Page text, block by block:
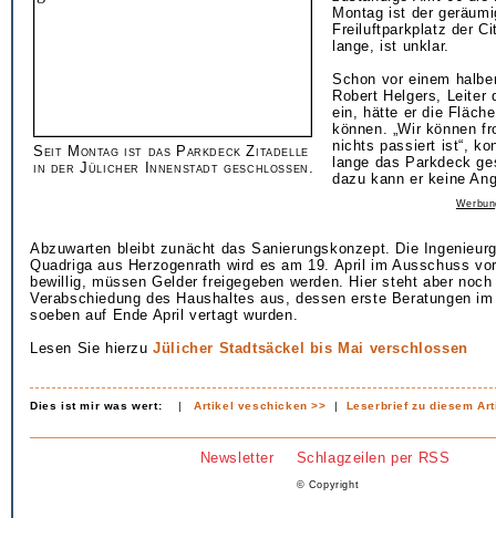
Seit Montag ist das Parkdeck Zitadelle
in der Jülicher Innenstadt geschlossen.
Montag ist der
Freiluftparkplatz der
lange, ist unklar.
Schon vor einem
Robert Helgers, Leiter
ein, hätte er die
können. „Wir können
nichts passiert ist“,
lange das Parkdeck
dazu kann er keine
Abzuwarten bleibt zunächt das Sanierungskonzept. Die
Quadriga aus Herzogenrath wird es am 19. April im Ausschuss
bewillig, müssen Gelder freigegeben werden. Hier steht aber noch
Verabschiedung des Haushaltes aus, dessen erste Beratungen
soeben auf Ende April vertagt wurden.
Lesen Sie hierzuJülicher Stadtsäckel bis Mai verschlossen
Dies ist mir was wert: |Artikel veschicken >> | Leserbrief zu diesem
Newsletter Schlagzeilen per RSS
© Copyright